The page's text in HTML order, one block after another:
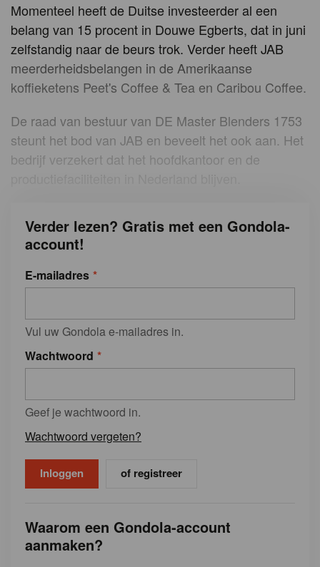
Momenteel heeft de Duitse investeerder al een
belang van 15 procent in Douwe Egberts, dat in juni
zelfstandig naar de beurs trok. Verder heeft JAB
meerderheidsbelangen in de Amerikaanse
koffieketens Peet's Coffee & Tea en Caribou Coffee.
De raad van bestuur van DE Master Blenders 1753
steunt het bod van JAB en beveelt het ook aan. Het
bedrijf verzekert dat het hoofdkantoor en de
Verder lezen? Gratis met een Gondola-
account!
E-mailadres
Vul uw Gondola e-mailadres in.
Wachtwoord
Geef je wachtwoord in.
Wachtwoord vergeten?
of registreer
Waarom een Gondola-account
aanmaken?